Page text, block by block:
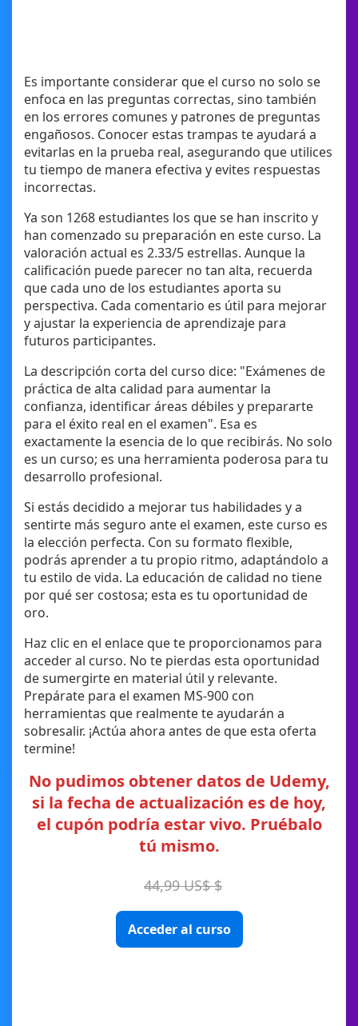
Es importante considerar que el curso no solo se
enfoca en las preguntas correctas, sino también
en los errores comunes y patrones de preguntas
engañosos. Conocer estas trampas te ayudará a
evitarlas en la prueba real, asegurando que utilices
tu tiempo de manera efectiva y evites respuestas
incorrectas.
Ya son 1268 estudiantes los que se han inscrito y
han comenzado su preparación en este curso. La
valoración actual es 2.33/5 estrellas. Aunque la
calificación puede parecer no tan alta, recuerda
que cada uno de los estudiantes aporta su
perspectiva. Cada comentario es útil para mejorar
y ajustar la experiencia de aprendizaje para
futuros participantes.
La descripción corta del curso dice: "Exámenes de
práctica de alta calidad para aumentar la
confianza, identificar áreas débiles y prepararte
para el éxito real en el examen". Esa es
exactamente la esencia de lo que recibirás. No solo
es un curso; es una herramienta poderosa para tu
desarrollo profesional.
Si estás decidido a mejorar tus habilidades y a
sentirte más seguro ante el examen, este curso es
la elección perfecta. Con su formato flexible,
podrás aprender a tu propio ritmo, adaptándolo a
tu estilo de vida. La educación de calidad no tiene
por qué ser costosa; esta es tu oportunidad de
oro.
Haz clic en el enlace que te proporcionamos para
acceder al curso. No te pierdas esta oportunidad
de sumergirte en material útil y relevante.
Prepárate para el examen MS-900 con
herramientas que realmente te ayudarán a
sobresalir. ¡Actúa ahora antes de que esta oferta
termine!
No pudimos obtener datos de Udemy,
si la fecha de actualización es de hoy,
el cupón podría estar vivo. Pruébalo
tú mismo.
44,99 US$ $
Acceder al curso